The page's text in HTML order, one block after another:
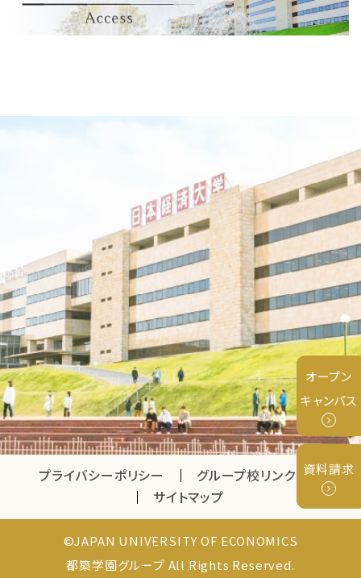
オープン
キャンパス
資料請求
プライバシーポリシー
グループ校リンク
サイトマップ
©JAPAN UNIVERSITY OF ECONOMICS
都築学園グループ All Rights Reserved.